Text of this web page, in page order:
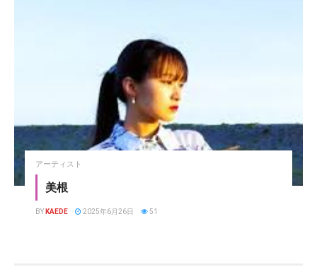
アーティスト
美根
BY KAEDE 2025年6月26日 51